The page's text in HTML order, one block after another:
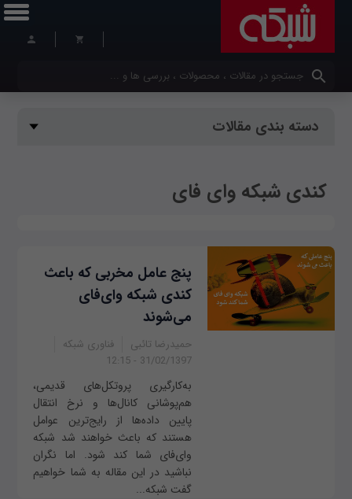
کلمات کلیدی خود را وارد کنید
دسته بندی مقالات
کندی شبکه وای فای
پنج عامل مخربی که باعث
کندی شبکه وای‌فای
می‌شوند
حمیدرضا تائبی
فناوری شبکه
31/02/1397 - 12:15
به‌کارگیری پروتکل‌های قدیمی،
هم‌پوشانی کانال‌ها و نرخ انتقال
پایین داده‌ها از رایج‌ترین عوامل
هستند که باعث خواهند شد شبکه
وای‌فای شما کند شود. اما نگران
نباشید در این مقاله به شما خواهیم
گفت شبکه‌...